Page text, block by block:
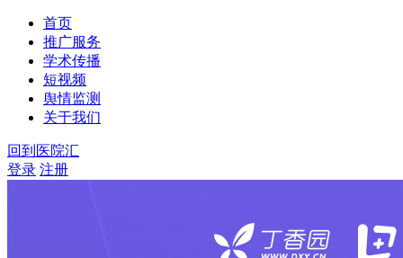
首页
推广服务
学术传播
短视频
舆情监测
关于我们
回到医院汇
登录 注册